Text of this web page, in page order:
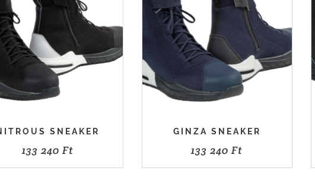
SNEAKER
133 240Ft
GINZA SNEAKER
133 240Ft